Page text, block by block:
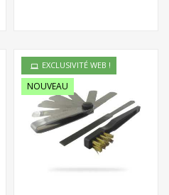
EXCLUSIVITÉ WEB !
NOUVEAU